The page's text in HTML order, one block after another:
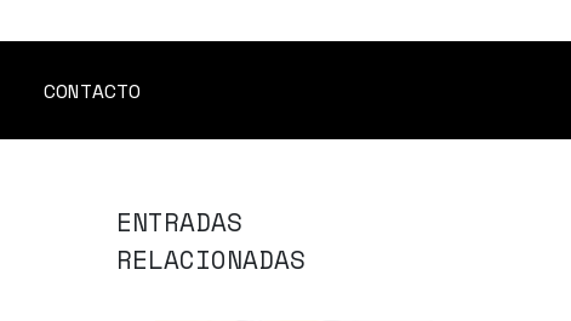
CONTACTO
ENTRADAS
RELACIONADAS